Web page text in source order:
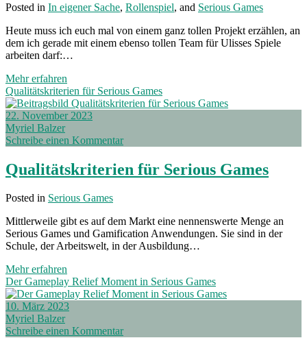
Posted in In eigener Sache, Rollenspiel, and Serious Games
Heute muss ich euch mal von einem ganz tollen Projekt erzählen, an
dem ich gerade mit einem ebenso tollen Team für Ulisses Spiele
arbeiten darf:…
Mehr erfahren
–
Lernen
im
Qualitätskriterien für Serious Games
22. November 2023
Myriel Balzer
Schreibe einen Kommentar
Qualitätskriterien für Serious Games
Posted in Serious Games
Mittlerweile gibt es auf dem Markt eine nennenswerte Menge an
Serious Games und Gamification Anwendungen. Sie sind in der
Schule, der Arbeitswelt, in der Ausbildung…
Mehr erfahren
für
Serious
Games
Der Gameplay Relief Moment in Serious Games
10. März 2023
Myriel Balzer
Schreibe einen Kommentar